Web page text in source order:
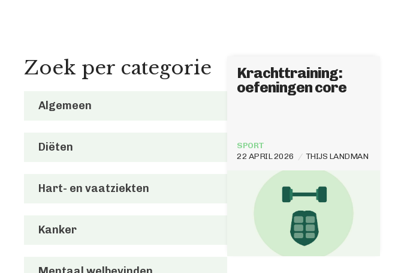
Zoek per categorie
Algemeen
Diëten
Hart- en vaatziekten
Kanker
Krachttraining:
oefeningen core
22 APRIL 2026 THIJS LANDMAN
SPORT